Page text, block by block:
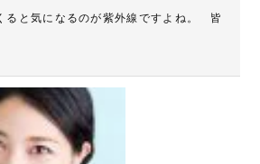
ると気になるのが紫外線ですよね。 皆